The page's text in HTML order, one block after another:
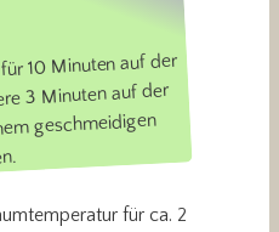
10 Minuten auf der
3 Minuten auf der
geschmeidigen
für ca. 2